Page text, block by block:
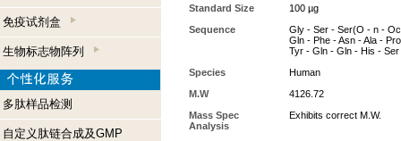
免疫试剂盒
生物标志物阵列
多肽样品检测
自定义肽链合成及GMP
Standard Size
100 µg
Sequence
Gly - Ser - Ser(O - n -
Gln - Phe - Asn - Ala -
Tyr - Gln - Gln - His -
Species
Human
M.W
4126.72
Mass Spec
Analysis
Exhibits correct M.W.